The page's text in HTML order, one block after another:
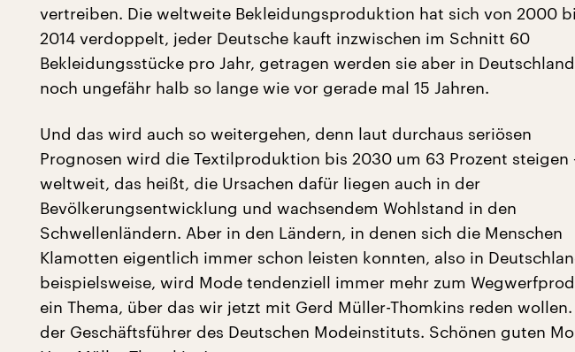
vertreiben. Die weltweite Bekleidungsproduktion hat sich von 2000
2014 verdoppelt, jeder Deutsche kauft inzwischen im Schnitt 60
Bekleidungsstücke pro Jahr, getragen werden sie aber in
noch ungefähr halb so lange wie vor gerade mal 15 Jahren.
Und das wird auch so weitergehen, denn laut durchaus seriösen
Prognosen wird die Textilproduktion bis 2030 um 63 Prozent steigen
weltweit, das heißt, die Ursachen dafür liegen auch in der
Bevölkerungsentwicklung und wachsendem Wohlstand in den
Schwellenländern. Aber in den Ländern, in denen sich die Menschen
Klamotten eigentlich immer schon leisten konnten, also in
beispielsweise, wird Mode tendenziell immer mehr zum
ein Thema, über das wir jetzt mit Gerd Müller-Thomkins reden wollen.
der Geschäftsführer des Deutschen Modeinstituts. Schönen guten